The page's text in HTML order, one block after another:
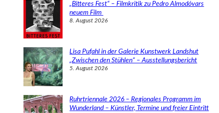
„Bitteres Fest“ – Filmkritik zu Pedro Almodóvars
neuem Film
8. August 2026
Lisa Pufahl in der Galerie Kunstwerk Landshut
„Zwischen den Stühlen“ – Ausstellungsbericht
5. August 2026
Ruhrtriennale 2026 – Regionales Programm im
Wunderland – Künstler, Termine und freier Eintritt